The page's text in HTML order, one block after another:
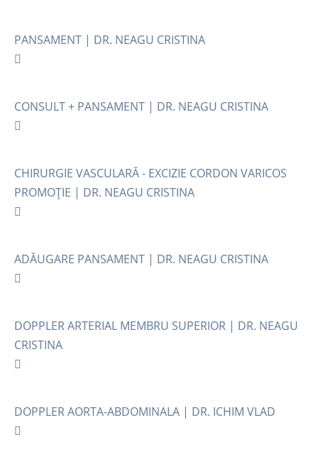
PANSAMENT | DR. NEAGU CRISTINA
CONSULT + PANSAMENT | DR. NEAGU CRISTINA
CHIRURGIE VASCULARĂ - EXCIZIE CORDON VARICOS
PROMOȚIE | DR. NEAGU CRISTINA
ADĂUGARE PANSAMENT | DR. NEAGU CRISTINA
DOPPLER ARTERIAL MEMBRU SUPERIOR | DR. NEAGU
CRISTINA
DOPPLER AORTA-ABDOMINALA | DR. ICHIM VLAD